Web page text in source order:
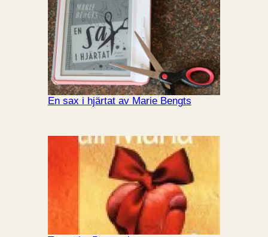
En sax i hjärtat av Marie Bengts